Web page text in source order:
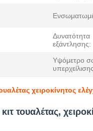
Δυνατότητα
εξάντλησης:
Υψόμετρο
χειροκίνητος
τουαλέτας,